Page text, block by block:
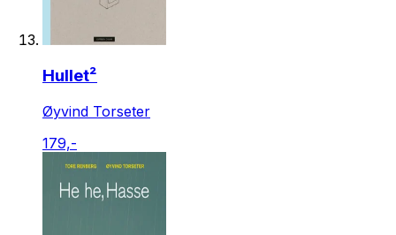
Hullet²
Øyvind Torseter
179,-